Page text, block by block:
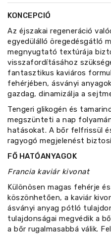
KONCEPCIÓ
Az éjszakai regeneráció
egyedülálló öregedésgátló
megnyugtató textúrája
visszafordításához
fantasztikus kaviáros
fehérjében, ásványi
gazdag, dinamizálja a
Tengeri glikogén és
megszünteti a nap
hatásokat. A bőr felfrissül
ragyogó megjelenést
FŐ HATÓANYAGOK
Francia kaviár kivonat
Különösen magas fehérje
köszönhetően, a kaviár
ásványi anyag pótló
tulajdonságai megvédik a
a bőr rugalmasabbá válik.